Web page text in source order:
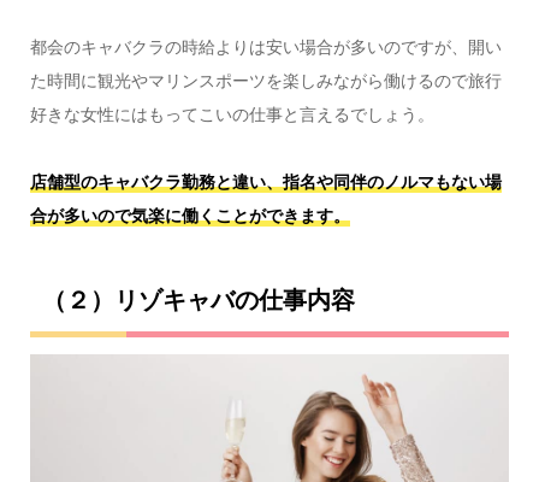
都会のキャバクラの時給よりは安い場合が多いのですが、開い
た時間に観光やマリンスポーツを楽しみながら働けるので旅行
好きな女性にはもってこいの仕事と言えるでしょう。
店舗型のキャバクラ勤務と違い、指名や同伴のノルマもない場
合が多いので気楽に働くことができます。
（２）リゾキャバの仕事内容